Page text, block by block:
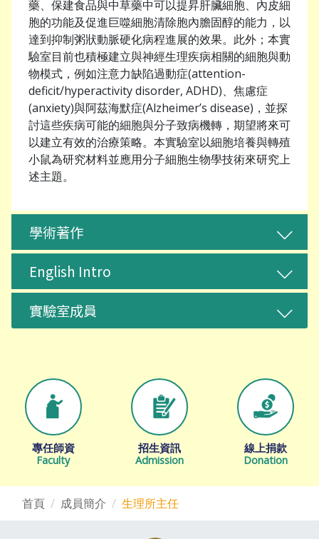
藥、保建食品與中草藥中可以提昇肝臟細胞、內皮細
胞的功能及促進巨噬細胞清除胞內膽固醇的能力，以
達到抑制粥狀動脈硬化病程進展的效果。此外；本實
驗室目前也積極建立與神經生理疾病相關的細胞與動
物模式，例如注意力缺陷過動症(attention-
deficit/hyperactivity disorder, ADHD)、焦慮症
(anxiety)與阿茲海默症(Alzheimer’s disease)，並探
討這些疾病可能的細胞與分子致病機轉，期望將來可
以建立有效的治療策略。本實驗室以細胞培養與轉殖
小鼠為研究材料並應用分子細胞生物學技術來研究上
述主題。
學術著作
English Intro
實驗室成員
專任師資
Faculty
招生資訊
Admission
線上捐款
Donation
首頁 成員簡介 生理所主任